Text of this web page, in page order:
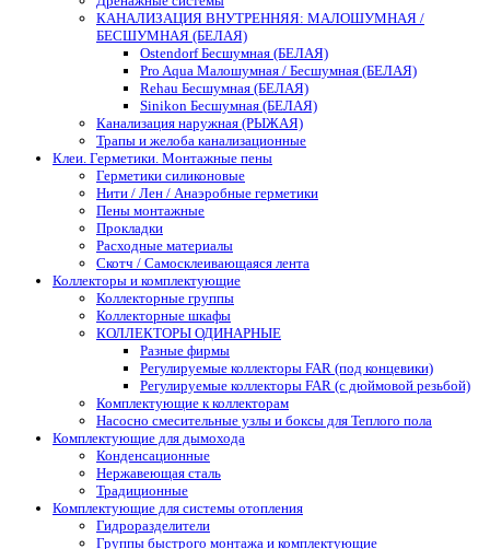
КАНАЛИЗАЦИЯ ВНУТРЕННЯЯ: МАЛОШУМНАЯ /
БЕСШУМНАЯ (БЕЛАЯ)
Ostendorf Бесшумная (БЕЛАЯ)
Pro Aqua Малошумная / Бесшумная (БЕЛАЯ)
Rehau Бесшумная (БЕЛАЯ)
Sinikon Бесшумная (БЕЛАЯ)
Канализация наружная (РЫЖАЯ)
Трапы и желоба канализационные
Клеи. Герметики. Монтажные пены
Герметики силиконовые
Нити / Лен / Анаэробные герметики
Пены монтажные
Прокладки
Расходные материалы
Скотч / Самосклеивающаяся лента
Коллекторы и комплектующие
Коллекторные группы
Коллекторные шкафы
КОЛЛЕКТОРЫ ОДИНАРНЫЕ
Разные фирмы
Регулируемые коллекторы FAR (под концевики)
Регулируемые коллекторы FAR (с дюймовой резьбой)
Комплектующие к коллекторам
Насосно смесительные узлы и боксы для Теплого пола
Комплектующие для дымохода
Конденсационные
Нержавеющая сталь
Традиционные
Комплектующие для системы отопления
Гидроразделители
Группы быстрого монтажа и комплектующие